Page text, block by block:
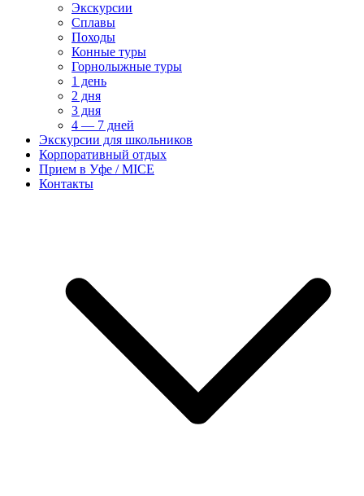
Экскурсии
Сплавы
Походы
Конные туры
Горнолыжные туры
1 день
2 дня
3 дня
4 — 7 дней
Экскурсии для школьников
Корпоративный отдых
Прием в Уфе / MICE
Контакты